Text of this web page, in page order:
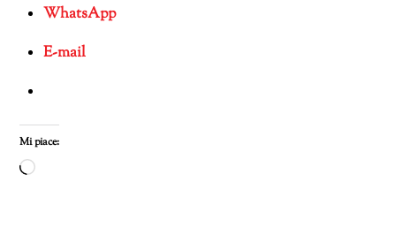
WhatsApp
E-mail
Mi piace:
Caricamento